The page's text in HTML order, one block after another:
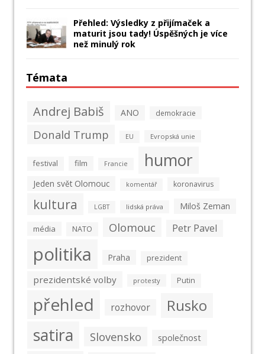
Přehled: Výsledky z přijímaček a
maturit jsou tady! Úspěšných je více
než minulý rok
Témata
Andrej Babiš ANO demokracie
Donald Trump EU Evropská unie
festival film Francie humor
Jeden svět Olomouc komentář koronavirus
kultura LGBT lidská práva Miloš Zeman
média NATO Olomouc Petr Pavel
politika Praha prezident
prezidentské volby protesty Putin
přehled rozhovor Rusko
satira Slovensko společnost